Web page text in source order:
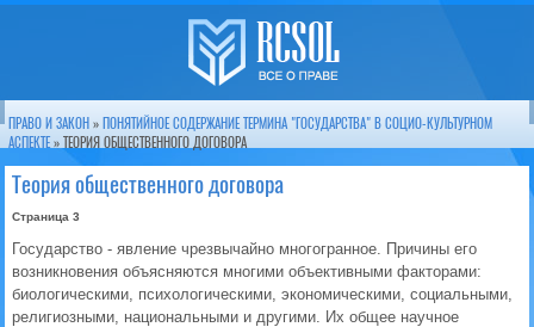
ПРАВО И ЗАКОН » ПОНЯТИЙНОЕ СОДЕРЖАНИЕ ТЕРМИНА "ГОСУДАРСТВА" В СОЦИО-КУЛЬТУРНОМ
АСПЕКТЕ» ТЕОРИЯ ОБЩЕСТВЕННОГО ДОГОВОРА
Теория общественного договора
Страница 3
Государство - явление чрезвычайно многогранное. Причины его
возникновения объясняются многими объективными факторами:
биологическими, психологическими, экономическими, социальными,
религиозными, национальными и другими. Их общее научное